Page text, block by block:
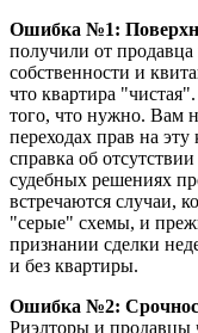
Ошибка №1:
получили от продавца
собственности и
что квартира
того, что нужно. Вам
переходах прав на
справка об
судебных решениях
встречаются случаи,
"серые" схемы, и
признании сделки
и без квартиры.
Ошибка №2:
Риэлторы и продавцы